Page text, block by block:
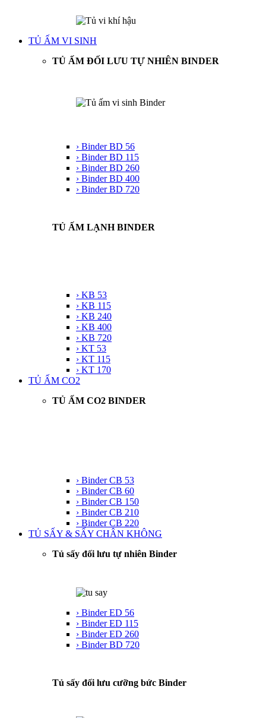
TỦ ẤM VI SINH
TỦ ẤM ĐỐI LƯU TỰ NHIÊN BINDER
› Binder BD 56
› Binder BD 115
› Binder BD 260
› Binder BD 400
› Binder BD 720
TỦ ẤM LẠNH BINDER
› KB 53
› KB 115
› KB 240
› KB 400
› KB 720
› KT 53
› KT 115
› KT 170
TỦ ẤM CO2
TỦ ẤM CO2 BINDER
› Binder CB 53
› Binder CB 60
› Binder CB 150
› Binder CB 210
› Binder CB 220
TỦ SẤY & SẤY CHÂN KHÔNG
Tủ sấy đối lưu tự nhiên Binder
› Binder ED 56
› Binder ED 115
› Binder ED 260
› Binder BD 720
Tủ sấy đối lưu cưỡng bức Binder